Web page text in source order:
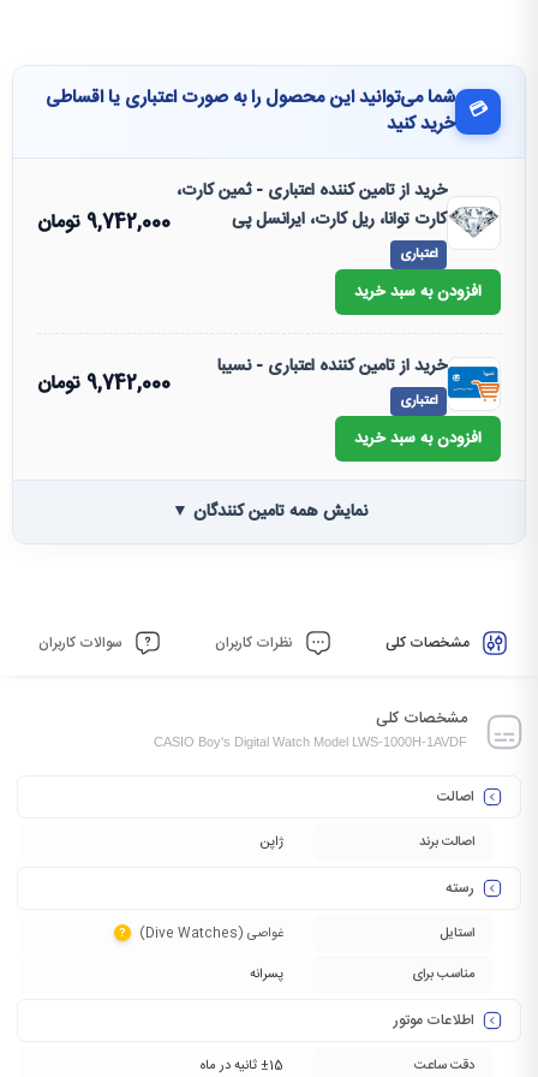
💳 شما می‌توانید این محصول را به صورت اعتباری یا اقساطی
خرید کنید
خرید از تامین کننده اعتباری - ثمین کارت،
کارت توانا، ریل کارت، ایرانسل پی
اعتباری
9,742,000 تومان
افزودن به سبد خرید
خرید از تامین کننده اعتباری - نسیبا
اعتباری
9,742,000 تومان
افزودن به سبد خرید
نمایش همه تامین کنندگان ▼
مشخصات کلی نظرات کاربران سوالات کاربران
مشخصات کلی
CASIO Boy's Digital Watch Model LWS-1000H-1AVDF
اصالت
اصالت برند ژاپن
رسته
استایل غواصی (Dive Watches)‏ ?
مناسب برای پسرانه
اطلاعات موتور
دقت ساعت
±15 ثانیه در ماه